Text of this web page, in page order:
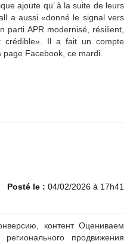
ajoute qu’ à la suite de leurs
a aussi «donné le signal vers
parti APR modernisé, résilient,
crédible». Il a fait un compte
Facebook, ce mardi.
Posté le : 04/02/2026 à 17h41
контент Оцениваем
продвижения